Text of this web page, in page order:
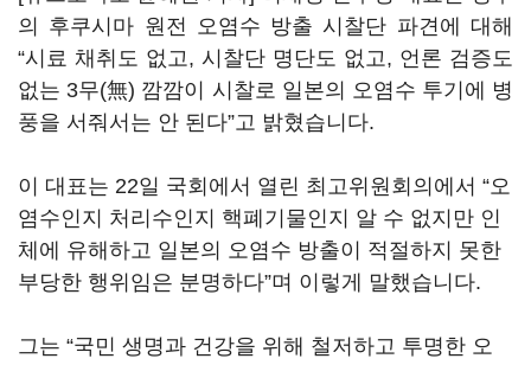
의 후쿠시마 원전 오염수 방출 시찰단 파견에 대해
“시료 채취도 없고, 시찰단 명단도 없고, 언론 검증도
없는 3무(無) 깜깜이 시찰로 일본의 오염수 투기에 병
풍을 서줘서는 안 된다”고 밝혔습니다.
이 대표는 22일 국회에서 열린 최고위원회의에서 “오
염수인지 처리수인지 핵폐기물인지 알 수 없지만 인
체에 유해하고 일본의 오염수 방출이 적절하지 못한
부당한 행위임은 분명하다”며 이렇게 말했습니다.
그는 “국민 생명과 건강을 위해 철저하고 투명한 오